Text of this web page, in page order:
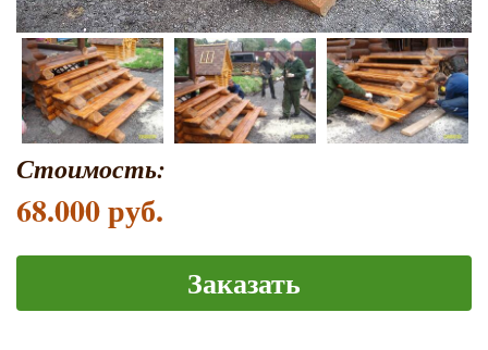
Стоимость:
68.000 руб.
Заказать